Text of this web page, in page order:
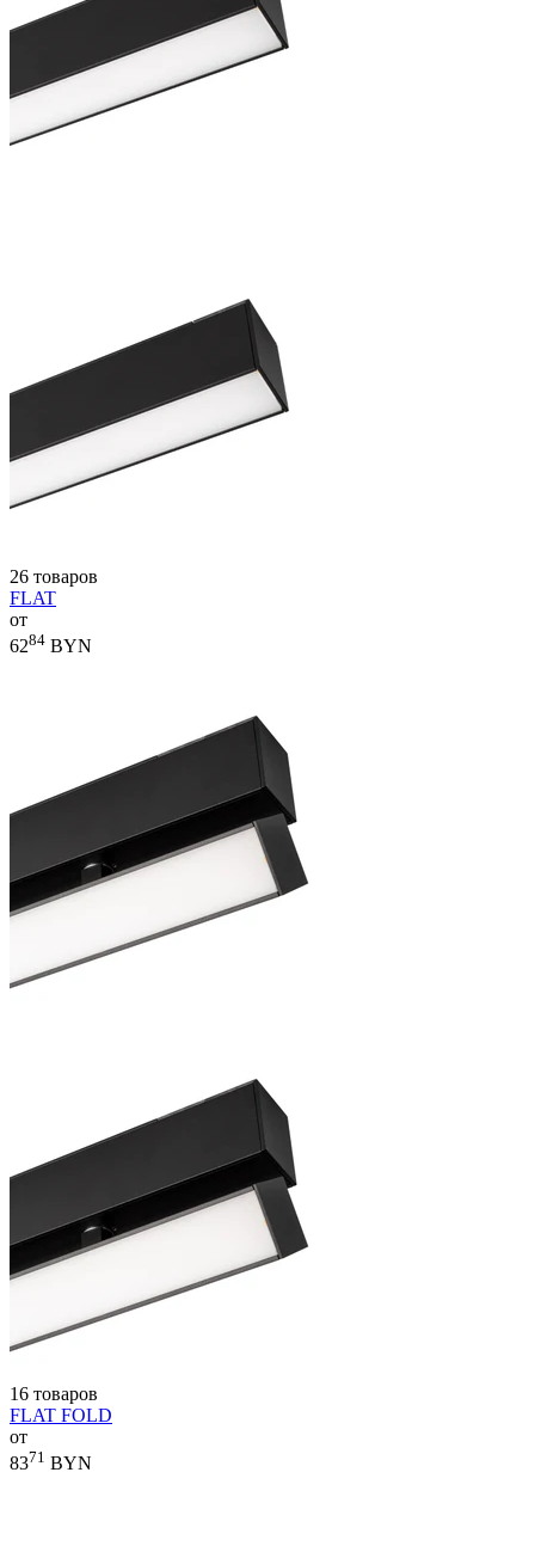
26 товаров
FLAT
от
6284 BYN
16 товаров
FLAT FOLD
от
8371 BYN